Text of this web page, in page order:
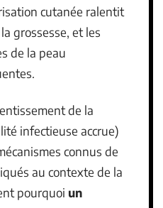
cutanée ralentit
grossesse, et les
de la peau
de la
infectieuse accrue)
connus de
au contexte de la
pourquoi un